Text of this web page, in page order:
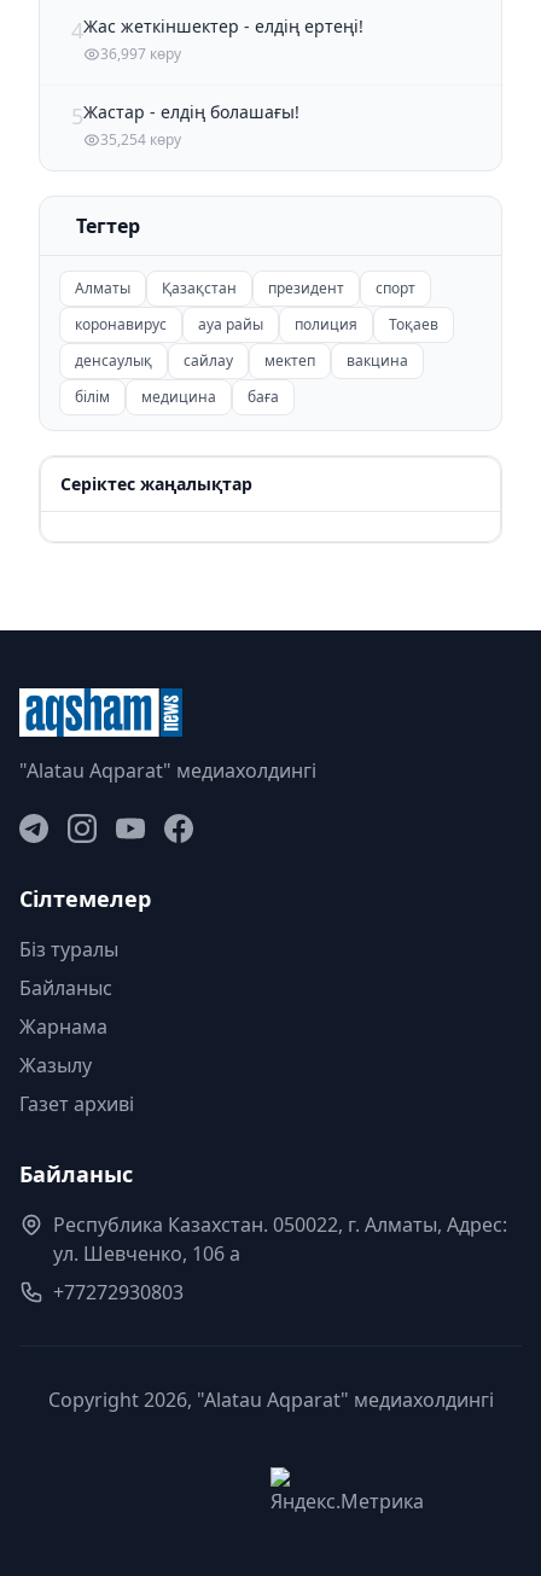
4Жас жеткіншектер - елдің ертеңі!
36,997 көру
5Жастар - елдің болашағы!
35,254 көру
Тегтер
Алматы Қазақстан президент
спорт
коронавирус
ауа райы полиция
Тоқаев
денсаулық
сайлау мектеп
вакцина
білім
медицина баға
Серіктес жаңалықтар
"Alatau Aqparat" медиахолдингі
Сілтемелер
Біз туралы
Байланыс
Жарнама
Жазылу
Газет архиві
Байланыс
Республика Казахстан. 050022, г. Алматы, Адрес:
ул. Шевченко, 106 а
+77272930803
Copyright 2026, "Alatau Aqparat" медиахолдингі